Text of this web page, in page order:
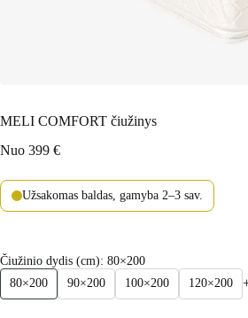
MELI COMFORT čiužinys
Nuo 399 €
Užsakomas baldas, gamyba 2–3 sav.
Čiužinio dydis (cm): 80×200
80×200
90×200 100×200 120×200